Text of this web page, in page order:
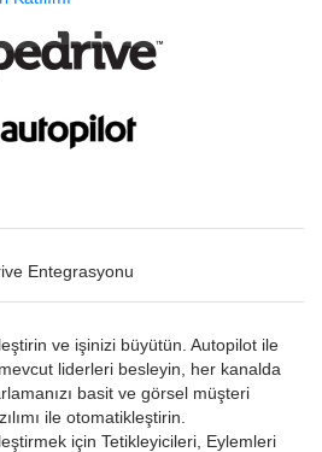
Entegrasyonu
ve işinizi büyütün. Autopilot ile
liderleri besleyin, her kanalda
basit ve görsel müşteri
ile otomatikleştirin.
için Tetikleyicileri, Eylemleri